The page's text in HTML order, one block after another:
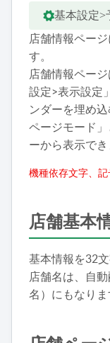
基本設定>
店舗情報ペー
す。
店舗情報ペー
設定>表示設定
ンダーを埋め
ページモード
ーから表示でき
機種依存文字、
店舗基本
基本情報を32
店舗名は、自
名）にもなりま